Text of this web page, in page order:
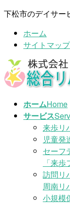
コ
ツ
に
移
ナ
シ
ョ
ン
下松市のデイサー
ホーム
サイトマップ
ホームHome
サービス
来歩リ
児童
セーフ
「来
訪問リ
周南リ
小規模